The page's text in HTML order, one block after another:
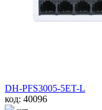
DH-PFS3005-5ET-L
код: 40096